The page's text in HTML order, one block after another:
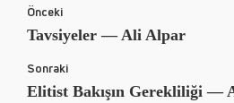
Önceki
Tavsiyeler — Ali Alpar
Sonraki
Elitist Bakışın Gerekliliği —